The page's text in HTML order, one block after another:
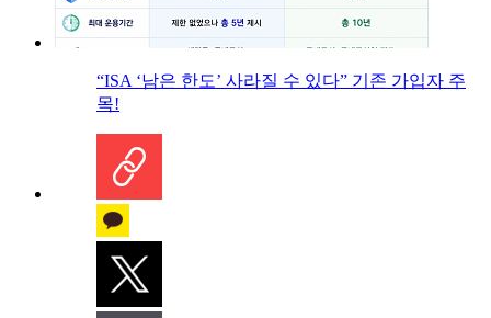
“ISA ‘남은 한도’ 사라질 수 있다” 기존 가입자 주
목!